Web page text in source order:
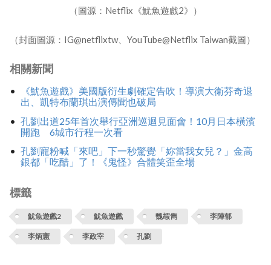
（圖源：Netflix《魷魚遊戲2》）
（封面圖源：IG@netflixtw、YouTube@Netflix Taiwan截圖）
相關新聞
《魷魚遊戲》美國版衍生劇確定告吹！導演大衛芬奇退
出、凱特布蘭琪出演傳聞也破局
孔劉出道25年首次舉行亞洲巡迴見面會！10月日本橫濱
開跑 6城市行程一次看
孔劉寵粉喊「來吧」下一秒驚覺「妳當我女兒？」金高
銀都「吃醋」了！《鬼怪》合體笑歪全場
標籤
魷魚遊戲2 魷魚遊戲 魏嘏雋 李陣郁
李炳憲 李政宰 孔劉